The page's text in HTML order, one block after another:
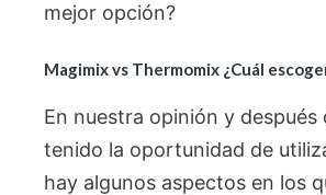
mejor opción?
Magimix vs Thermomix ¿Cuál
En nuestra opinión y después
tenido la oportunidad de
hay algunos aspectos en los